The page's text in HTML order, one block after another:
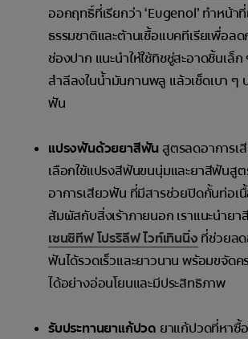
ออกฤทธิ์ที่เรียกว่า ‘Eugenol’ ทำหน้า
ธรรมชาติและต้านเชื้อแบคทีเรียเพื่อลด
ช่องปาก แนะนำให้ใช้ทิชชู่สะอาดชิ้นเล็
สำลีลงในน้ำมันกานพลู แล้วเช็ดเบา ๆ
ฟัน
แปรงฟันด้วยยาสีฟัน สูตรลดอาการเ
เลือกใช้แปรงสีฟันขนนุ่มและยาสีฟันสู
อาการเสียวฟัน ที่มีสารช่วยปิดกั้นท่อเ
สัมผัสกับสิ่งเร้าภายนอก เราแนะนำยา
เซนซิทีฟ โปรริลีฟ ไวท์เทินนิ่ง ที่ช่วยลด
ฟันได้รวดเร็วและยาวนาน พร้อมขจัด
ได้อย่างอ่อนโยนและมีประสิทธิภาพ
รับประทานยาแก้ปวด ยาแก้ปวดที่หาซื้